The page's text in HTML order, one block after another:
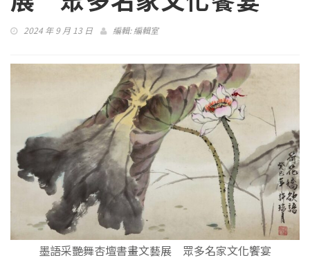
2024 年 9 月 13 日 編輯:編輯室
墨語采艷舞杏壇書畫文藝展 眾多名家文化饗宴